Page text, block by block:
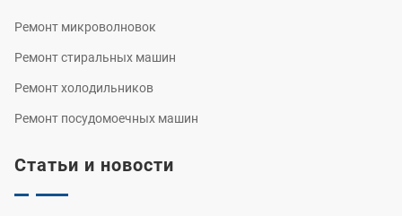
Ремонт микроволновок
Ремонт стиральных машин
Ремонт холодильников
Ремонт посудомоечных машин
Статьи и новости